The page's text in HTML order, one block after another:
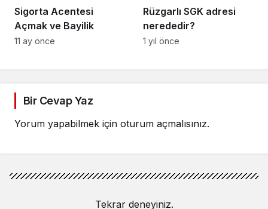
Sigorta Acentesi
Açmak ve Bayilik
11 ay önce
Rüzgarlı SGK adresi
nerededir?
1 yıl önce
Bir Cevap Yaz
Yorum yapabilmek için oturum açmalısınız.
Tekrar deneyiniz.